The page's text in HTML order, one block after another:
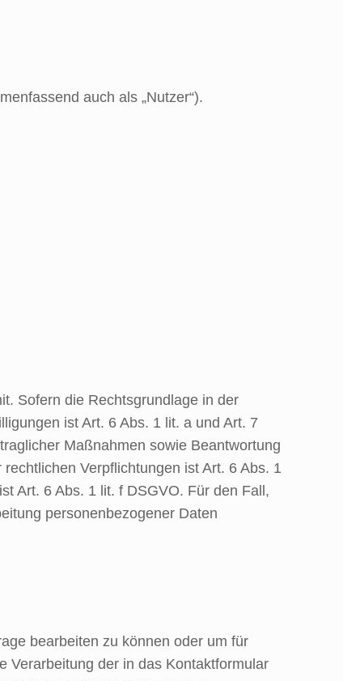
auch als „Nutzer“).
Sofern die Rechtsgrundlage in der
ist Art. 6 Abs. 1 lit. a und Art. 7
Maßnahmen sowie Beantwortung
Verpflichtungen ist Art. 6 Abs. 1
Art. 6 Abs. 1 lit. f DSGVO. Für den Fall,
personenbezogener Daten
bearbeiten zu können oder um für
Verarbeitung der in das Kontaktformular